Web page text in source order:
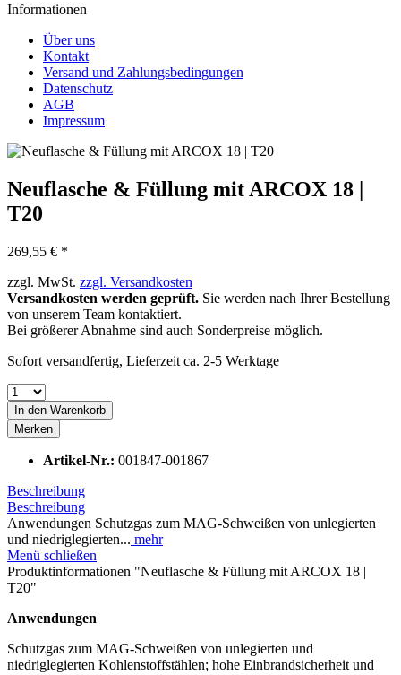
Informationen
Über uns
Kontakt
Versand und Zahlungsbedingungen
Datenschutz
AGB
Impressum
Neuflasche & Füllung mit ARCOX 18 |
T20
269,55 € *
zzgl. MwSt. zzgl. Versandkosten
Versandkosten werden geprüft. Sie werden nach Ihrer Bestellung
von unserem Team kontaktiert.
Bei größerer Abnahme sind auch Sonderpreise möglich.
Sofort versandfertig, Lieferzeit ca. 2-5 Werktage
In den Warenkorb
Merken
Artikel-Nr.: 001847-001867
Beschreibung
Beschreibung
Anwendungen Schutzgas zum MAG-Schweißen von unlegierten
und niedriglegierten... mehr
Menü schließen
Produktinformationen "Neuflasche & Füllung mit ARCOX 18 |
T20"
Anwendungen
Schutzgas zum MAG-Schweißen von unlegierten und
niedriglegierten Kohlenstoffstählen; hohe Einbrandsicherheit und